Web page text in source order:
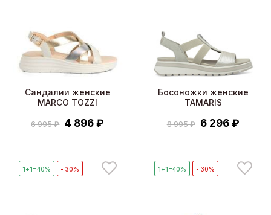
Сандалии женские
MARCO TOZZI
6 995 ₽ 4 896 ₽
Босоножки женские
TAMARIS
8 995 ₽ 6 296 ₽
1+1=40% - 30% 1+1=40% - 30%